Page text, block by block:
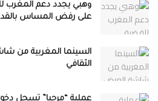
وهبي يجدد دعم المغرب
على رفض المساس
السينما المغربية من
الثقافي